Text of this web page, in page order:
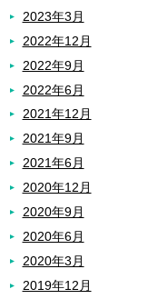
2023年3月
2022年12月
2022年9月
2022年6月
2021年12月
2021年9月
2021年6月
2020年12月
2020年9月
2020年6月
2020年3月
2019年12月